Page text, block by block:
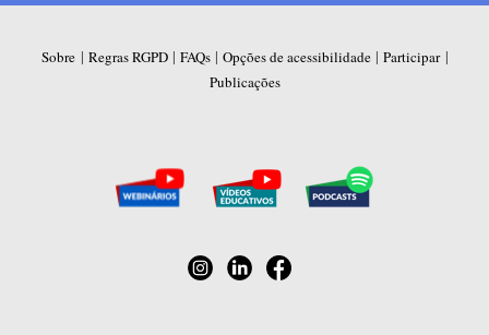
Sobre | Regras RGPD| FAQs| Opções de acessibilidade| Participar|
Publicações